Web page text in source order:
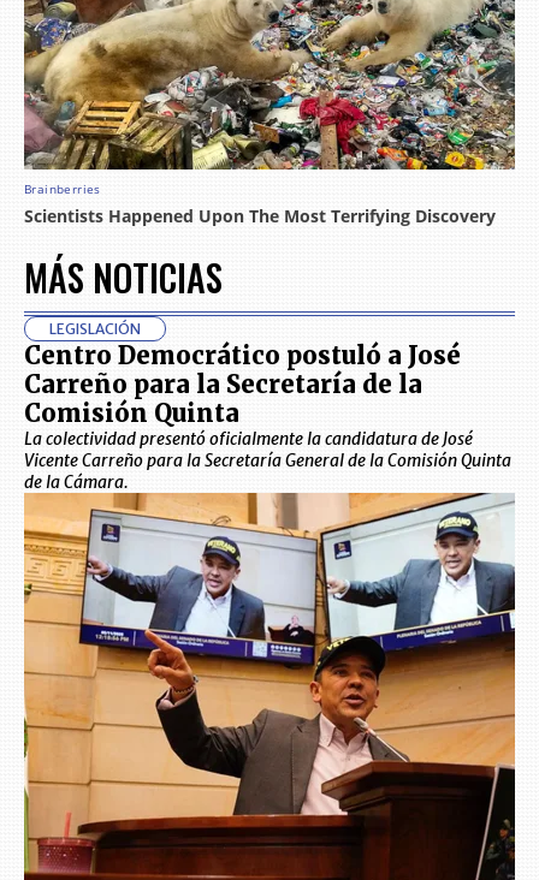
MÁS NOTICIAS
LEGISLACIÓN
Centro Democrático postuló a José
Carreño para la Secretaría de la
Comisión Quinta
La colectividad presentó oficialmente la candidatura de José
Vicente Carreño para la Secretaría General de la Comisión Quinta
de la Cámara.